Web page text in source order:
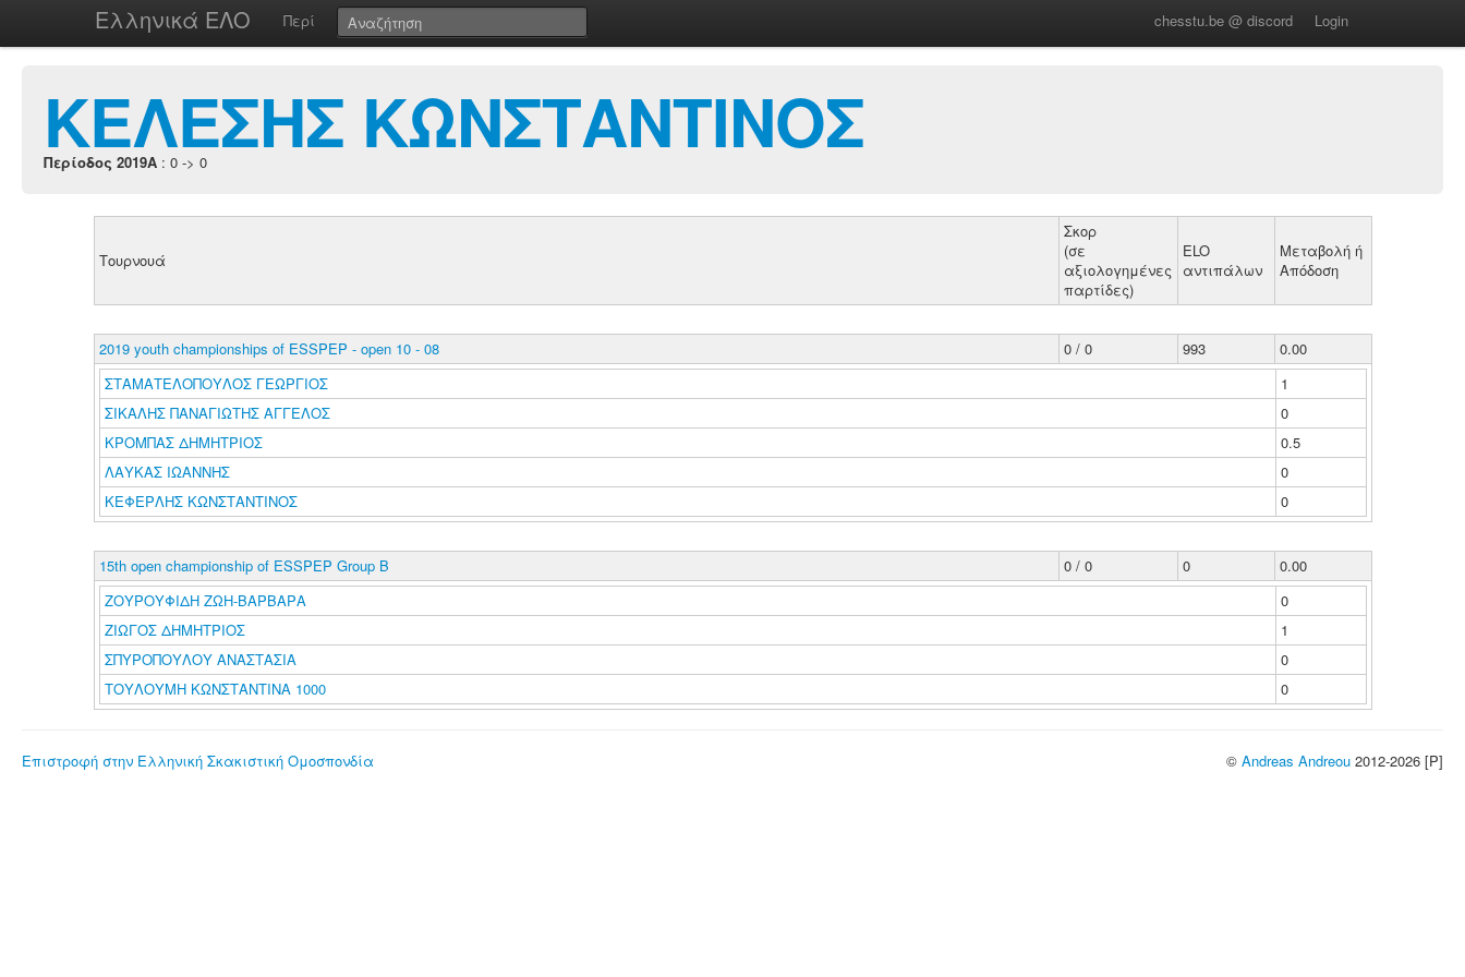
Ελληνικά ΕΛΟ Περί chesstu.be @ discord Login
ΚΕΛΕΣΗΣ ΚΩΝΣΤΑΝΤΙΝΟΣ
Περίοδος 2019A : 0 -> 0
Τουρνουά
Σκορ
(σε
αξιολογημένες
παρτίδες)
ELO
αντιπάλων
Μεταβολή ή
Απόδοση
2019 youth championships of ESSPEP - open 10 - 08 0 / 0 993
0.00
ΣΤΑΜΑΤΕΛΟΠΟΥΛΟΣ ΓΕΩΡΓΙΟΣ
1
ΣΙΚΑΛΗΣ ΠΑΝΑΓΙΩΤΗΣ ΑΓΓΕΛΟΣ
0
ΚΡΟΜΠΑΣ ΔΗΜΗΤΡΙΟΣ
0.5
ΛΑΥΚΑΣ ΙΩΑΝΝΗΣ
0
ΚΕΦΕΡΛΗΣ ΚΩΝΣΤΑΝΤΙΝΟΣ
0
15th open championship of ESSPEP Group B 0 / 0 0
0.00
ΖΟΥΡΟΥΦΙΔΗ ΖΩΗ-ΒΑΡΒΑΡΑ
0
ΖΙΩΓΟΣ ΔΗΜΗΤΡΙΟΣ
1
ΣΠΥΡΟΠΟΥΛΟΥ ΑΝΑΣΤΑΣΙΑ
0
ΤΟΥΛΟΥΜΗ ΚΩΝΣΤΑΝΤΙΝΑ 1000
0
Επιστροφή στην Ελληνική Σκακιστική Ομοσπονδία © Andreas Andreou 2012-2026 [P]